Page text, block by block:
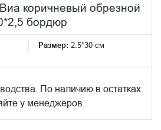
коричневый обрезной
бордюр
Размер: 2.5*30 см
По наличию в остатках
у менеджеров.